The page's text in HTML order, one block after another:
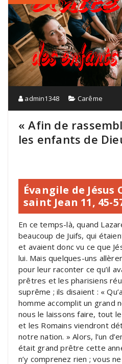
admin1348 Carême
« Afin de
les enfants de
Évangile de Jésus
saint Jean 11, 45-
En ce temps-là, quand
beaucoup de Juifs, qui
et avaient donc vu ce que
lui. Mais quelques-uns
pour leur raconter ce qu’il
prêtres et les pharisiens
suprême ; ils disaient : «
homme accomplit un grand
nous le laissons faire, tout
et les Romains viendront
notre nation. » Alors, l’un
était grand prêtre cette
n’y comprenez rien ; vous